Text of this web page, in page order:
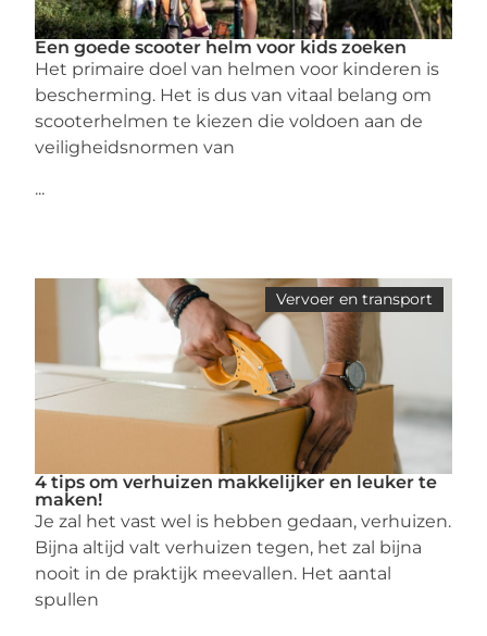
Een goede scooter helm voor kids zoeken
Het primaire doel van helmen voor kinderen is
bescherming. Het is dus van vitaal belang om
scooterhelmen te kiezen die voldoen aan de
veiligheidsnormen van
...
Vervoer en transport
4 tips om verhuizen makkelijker en leuker te
maken!
Je zal het vast wel is hebben gedaan, verhuizen.
Bijna altijd valt verhuizen tegen, het zal bijna
nooit in de praktijk meevallen. Het aantal
spullen